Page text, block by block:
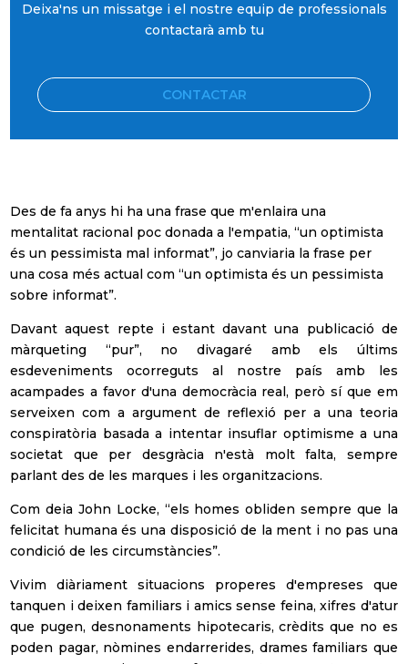
Deixa'ns un missatge i el nostre equip de professionals
contactarà amb tu
CONTACTAR
Des de fa anys hi ha una frase que m'enlaira una
mentalitat racional poc donada a l'empatia, “un optimista
és un pessimista mal informat”, jo canviaria la frase per
una cosa més actual com “un optimista és un pessimista
sobre informat”.
Davant aquest repte i estant davant una publicació de
màrqueting “pur”, no divagaré amb els últims
esdeveniments ocorreguts al nostre país amb les
acampades a favor d'una democràcia real, però sí que em
serveixen com a argument de reflexió per a una teoria
conspiratòria basada a intentar insuflar optimisme a una
societat que per desgràcia n'està molt falta, sempre
parlant des de les marques i les organitzacions.
Com deia John Locke, “els homes obliden sempre que la
felicitat humana és una disposició de la ment i no pas una
condició de les circumstàncies”.
Vivim diàriament situacions properes d'empreses que
tanquen i deixen familiars i amics sense feina, xifres d'atur
que pugen, desnonaments hipotecaris, crèdits que no es
poden pagar, nòmines endarrerides, drames familiars que